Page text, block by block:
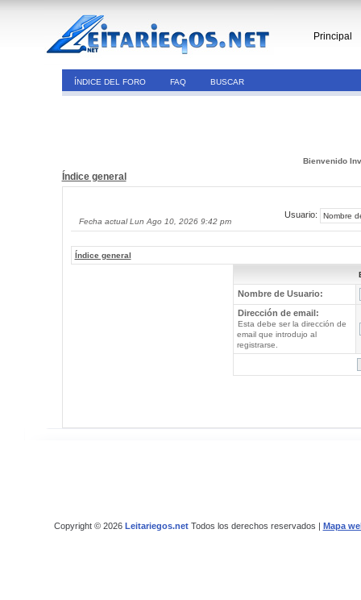
Principal
ÍNDICE DEL FORO FAQ BUSCAR
Bienvenido
Índice general
Fecha actual Lun Ago 10, 2026 9:42 pm
Usuario:
Índice general
Nombre de Usuario:
Dirección de email:
Esta debe ser la dirección de
email que introdujo al
registrarse.
Copyright © 2026 Leitariegos.netTodos los derechos reservados | Mapa